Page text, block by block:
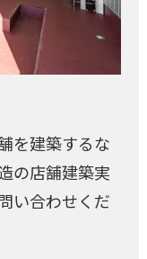
を建築するな
の店舗建築実
い合わせくだ